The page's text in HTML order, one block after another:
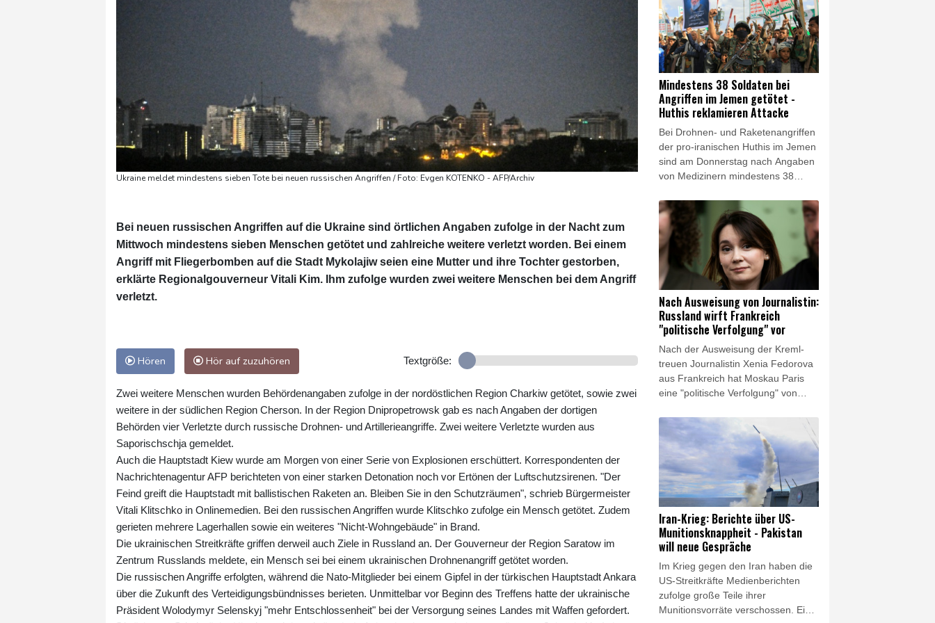
Ukraine meldet mindestens sieben Tote bei neuen russischen Angriffen / Foto: Evgen KOTENKO - AFP/Archiv
Bei neuen russischen Angriffen auf die Ukraine sind örtlichen Angaben zufolge in der Nacht zum
Mittwoch mindestens sieben Menschen getötet und zahlreiche weitere verletzt worden. Bei einem
Angriff mit Fliegerbomben auf die Stadt Mykolajiw seien eine Mutter und ihre Tochter gestorben,
erklärte Regionalgouverneur Vitali Kim. Ihm zufolge wurden zwei weitere Menschen bei dem Angriff
verletzt.
Hören Hör auf zuzuhören Textgröße:
Zwei weitere Menschen wurden Behördenangaben zufolge in der nordöstlichen Region Charkiw getötet, sowie zwei
weitere in der südlichen Region Cherson. In der Region Dnipropetrowsk gab es nach Angaben der dortigen
Behörden vier Verletzte durch russische Drohnen- und Artillerieangriffe. Zwei weitere Verletzte wurden aus
Saporischschja gemeldet.
Auch die Hauptstadt Kiew wurde am Morgen von einer Serie von Explosionen erschüttert. Korrespondenten der
Nachrichtenagentur AFP berichteten von einer starken Detonation noch vor Ertönen der Luftschutzsirenen. "Der
Feind greift die Hauptstadt mit ballistischen Raketen an. Bleiben Sie in den Schutzräumen", schrieb Bürgermeister
Vitali Klitschko in Onlinemedien. Bei den russischen Angriffen wurde Klitschko zufolge ein Mensch getötet. Zudem
gerieten mehrere Lagerhallen sowie ein weiteres "Nicht-Wohngebäude" in Brand.
Die ukrainischen Streitkräfte griffen derweil auch Ziele in Russland an. Der Gouverneur der Region Saratow im
Zentrum Russlands meldete, ein Mensch sei bei einem ukrainischen Drohnenangriff getötet worden.
Die russischen Angriffe erfolgten, während die Nato-Mitglieder bei einem Gipfel in der türkischen Hauptstadt Ankara
über die Zukunft des Verteidigungsbündnisses berieten. Unmittelbar vor Beginn des Treffens hatte der ukrainische
Präsident Wolodymyr Selenskyj "mehr Entschlossenheit" bei der Versorgung seines Landes mit Waffen gefordert.
Signal der Geschlossenheit: Die
massiven Trassenpreissteigerungen
sind so nicht akzeptabel", erklärte
Bayerns Verkehrsminister Christian
Bernreiter nach einer digitalen
Verkehrsministerkonferenz. "Da der
Bund bisher nicht bereit ist, die
Mehrkosten auszugleichen, sind die
Länder bei weiterer Weigerung des
Bundes gezwungen zu klagen."
Mindestens 38 Soldaten bei
Angriffen im Jemen getötet -
Huthis reklamieren Attacke
Bei Drohnen- und Raketenangriffen
der pro-iranischen Huthis im Jemen
sind am Donnerstag nach Angaben
von Medizinern mindestens 38
Die Huthis reklamierten die Attacken
für sich, einem jemenitischen
Militärvertreter zufolge richteten sie
sich gegen Armeelager im Zentrum
des Landes und nahe der Grenze
zu Saudi-Arabien.
Nach Ausweisung von Journalistin:
Russland wirft Frankreich
"politische Verfolgung" vor
Nach der Ausweisung der Kreml-
treuen Journalistin Xenia Fedorova
aus Frankreich hat Moskau Paris
eine "politische Verfolgung" von
"Jede abweichende Meinung wird
als russische Propaganda
bezeichnet, worauf Versuche folgen,
Journalisten und ganze Medien zu
vertreiben", sagte der
stellvertretende Sprecher des
russischen Außenministeriums,
Alexej Fadejew, am Donnerstag. Es
gebe in Frankreich eine "Zensur
von Meinungen, die nicht der
offiziellen Linie entsprechen".
Iran-Krieg: Berichte über US-
Munitionsknappheit - Pakistan
will neue Gespräche
Im Krieg gegen den Iran haben die
US-Streitkräfte Medienberichten
zufolge große Teile ihrer
Munitionsvorräte verschossen. Ein